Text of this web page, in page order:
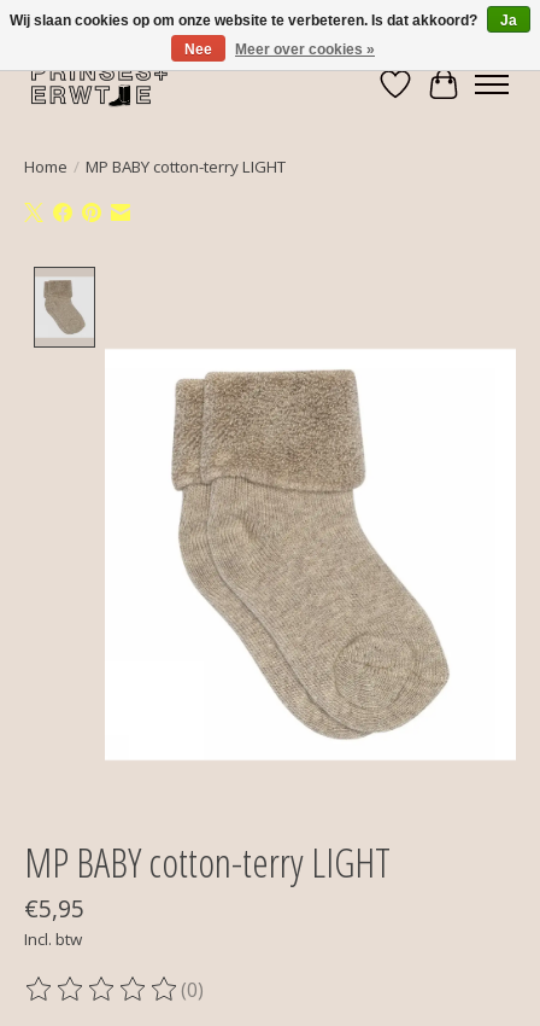
Verlanglijst
Home / MP BABY cotton-terry LIGHT
MP BABY cotton-terry LIGHT
€5,95
Incl. btw
De beoordeling van dit product is
(0)
Wij slaan cookies op om onze website te verbeteren. Is dat akkoord?
Ja
Nee
Meer over cookies »